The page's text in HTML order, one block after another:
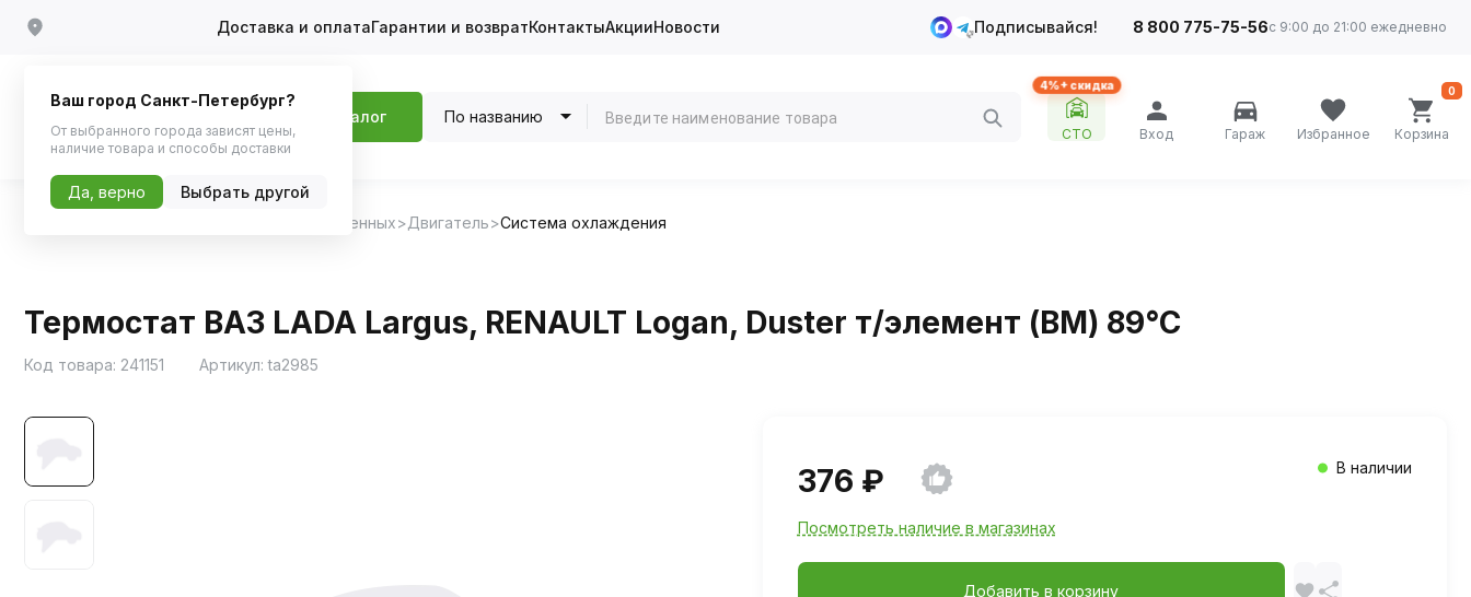
Доставка и оплатаГарантии и возвратКонтактыАкцииНовости Подписывайся! 8 800 775-75-56с 9:00 до 21:00 ежедневно
Каталог По названию
4%+ скидка
СТО Вход Гараж Избранное Корзина
0
Запчасти для отечественных Двигатель Система охлаждения
Термостат ВАЗ LADA Largus, RENAULT Logan, Duster т/элемент (BM) 89°С
Код товара: 241151 Артикул:ta2985
376 ₽ В наличии
Посмотреть наличие в магазинах
Добавить в корзину
Ваш город Санкт-Петербург?
От выбранного города зависят цены,
наличие товара и способы доставки
Да, верно Выбрать другой